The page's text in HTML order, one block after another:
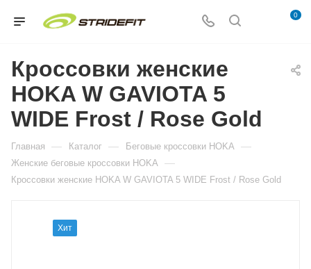
0
Кроссовки женские
HOKA W GAVIOTA 5
WIDE Frost / Rose Gold
Главная — Каталог — Беговые кроссовки HOKA —
Женские беговые кроссовки HOKA —
Кроссовки женские HOKA W GAVIOTA 5 WIDE Frost / Rose Gold
Хит